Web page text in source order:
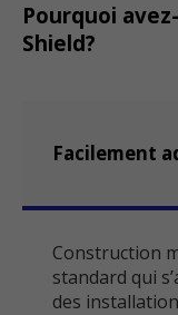
Pourquoi
Shield?
Facilement
Construction
standard qui
des